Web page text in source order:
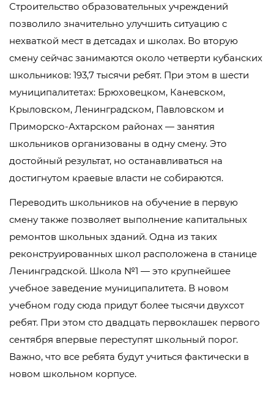
Строительство образовательных учреждений
позволило значительно улучшить ситуацию с
нехваткой мест в детсадах и школах. Во вторую
смену сейчас занимаются около четверти кубанских
школьников: 193,7 тысячи ребят. При этом в шести
муниципалитетах: Брюховецком, Каневском,
Крыловском, Ленинградском, Павловском и
Приморско-Ахтарском районах — занятия
школьников организованы в одну смену. Это
достойный результат, но останавливаться на
достигнутом краевые власти не собираются.
Переводить школьников на обучение в первую
смену также позволяет выполнение капитальных
ремонтов школьных зданий. Одна из таких
реконструированных школ расположена в станице
Ленинградской. Школа №1 — это крупнейшее
учебное заведение муниципалитета. В новом
учебном году сюда придут более тысячи двухсот
ребят. При этом сто двадцать первоклашек первого
сентября впервые переступят школьный порог.
Важно, что все ребята будут учиться фактически в
новом школьном корпусе.